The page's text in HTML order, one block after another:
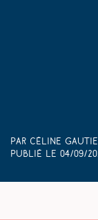
Par Céline
Publié le 04/09/